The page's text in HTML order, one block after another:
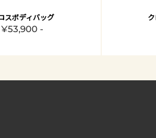
スボディバッグ
¥53,900 -